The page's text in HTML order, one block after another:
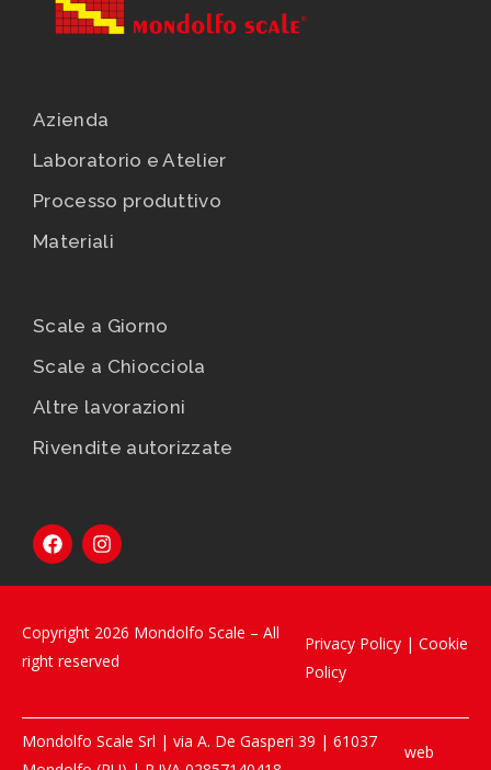
Azienda
Laboratorio e Atelier
Processo produttivo
Materiali
Scale a Giorno
Scale a Chiocciola
Altre lavorazioni
Rivendite autorizzate
Copyright 2026 Mondolfo Scale – All
right reserved
Privacy Policy| Cookie
Policy
Mondolfo Scale Srl | via A. De Gasperi 39 | 61037
web